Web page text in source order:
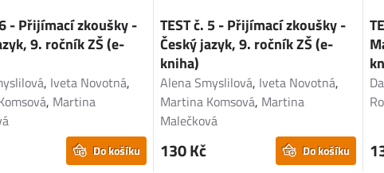
- Přijímací zkoušky -
9. ročník ZŠ (e-
, Iveta Novotná,
, Martina
Do košíku
TEST č. 5 - Přijímací zkoušky -
Český jazyk, 9. ročník ZŠ (e-
kniha)
Alena Smyslilová, Iveta Novotná,
Martina Komsová, Martina
Malečková
130 Kč Do košíku